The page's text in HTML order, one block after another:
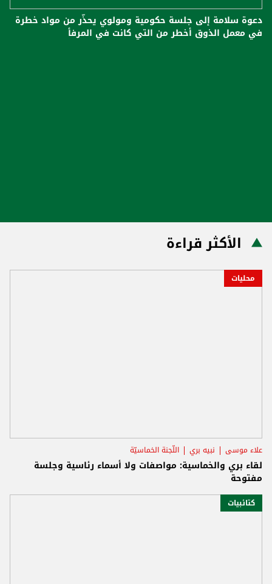
دعوة سلامة إلى جلسة حكومية ومولوي يحذّر من مواد خطرة
في معمل الذوق أخطر من التي كانت في المرفأ
الأكثر قراءة
محليات
علاء موسى نبيه بري اللّجنة الخماسيّة
لقاء بري والخماسية: مواصفات ولا أسماء رئاسية وجلسة
مفتوحة
كتائبيات